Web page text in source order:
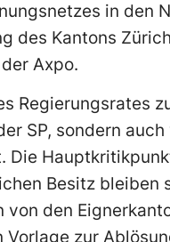
in den
des Kantons
Axpo.
Regierungsrates
SP, sondern
Die
Besitz
von den
Vorlage zur